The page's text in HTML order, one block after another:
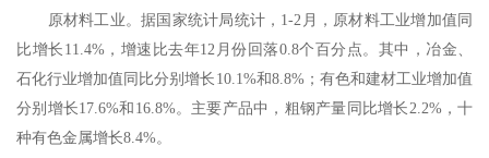
原材料工业。据国家统计局统计，1-2月，原材料工业增加值同
比增长11.4%，增速比去年12月份回落0.8个百分点。其中，冶金、
石化行业增加值同比分别增长10.1%和8.8%；有色和建材工业增加值
分别增长17.6%和16.8%。主要产品中，粗钢产量同比增长2.2%，十
种有色金属增长8.4%。